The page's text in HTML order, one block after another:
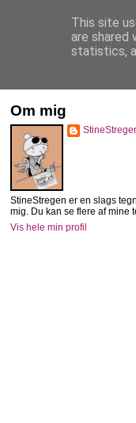
Om mig
StineStregen er en slags
mig. Du kan se flere af mine
Vis hele min profil
This site
are shared
statistics,